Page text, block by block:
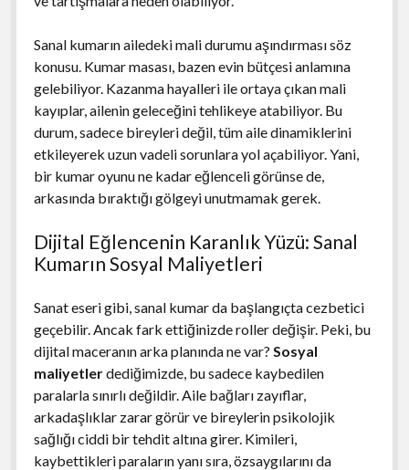
Sanal kumarın ailedeki mali durumu aşındırması söz
konusu. Kumar masası, bazen evin bütçesi anlamına
gelebiliyor. Kazanma hayalleri ile ortaya çıkan mali
kayıplar, ailenin geleceğini tehlikeye atabiliyor. Bu
durum, sadece bireyleri değil, tüm aile dinamiklerini
etkileyerek uzun vadeli sorunlara yol açabiliyor. Yani,
bir kumar oyunu ne kadar eğlenceli görünse de,
arkasında bıraktığı gölgeyi unutmamak gerek.
Dijital Eğlencenin Karanlık Yüzü: Sanal
Kumarın Sosyal Maliyetleri
Sanat eseri gibi, sanal kumar da başlangıçta cezbetici
geçebilir. Ancak fark ettiğinizde roller değişir. Peki, bu
dijital maceranın arka planında ne var? Sosyal
maliyetlerdediğimizde, bu sadece kaybedilen
paralarla sınırlı değildir. Aile bağları zayıflar,
arkadaşlıklar zarar görür ve bireylerin psikolojik
sağlığı ciddi bir tehdit altına girer. Kimileri,
kaybettikleri paraların yanı sıra, özsaygılarını da